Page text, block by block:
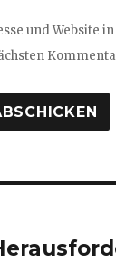
und Website